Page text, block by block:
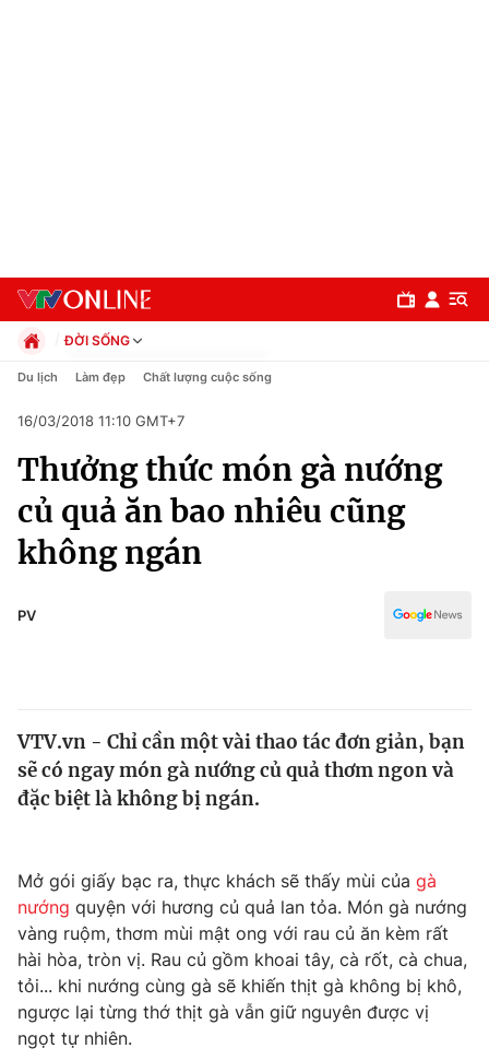
Chuyên mục
Chính trị
Xã hội
Pháp luật
Thế giới
Tin tức
Câu chuyện quốc tế
Kinh tế
Thị trường
Góc doanh nghiệp
Dữ liệu và đời sống
Truyền hình
Phim VTV
Hậu trường
Giải trí
Điện ảnh
ĐỜI SỐNG
Chính trị
Pháp luật
Kinh tế
Thể thao
Truyền hình
Văn hóa - Giải trí
Y tế
Du lịch Làm đẹp Chất lượng cuộc sống
16/03/2018 11:10 GMT+7
Thưởng thức món gà nướng
củ quả ăn bao nhiêu cũng
không ngán
PV
VTV.vn - Chỉ cần một vài thao tác đơn giản, bạn
sẽ có ngay món gà nướng củ quả thơm ngon và
đặc biệt là không bị ngán.
Mở gói giấy bạc ra, thực khách sẽ thấy mùi của gà
nướng quyện với hương củ quả lan tỏa. Món gà nướng
vàng ruộm, thơm mùi mật ong với rau củ ăn kèm rất
hài hòa, tròn vị. Rau củ gồm khoai tây, cà rốt, cà chua,
tỏi... khi nướng cùng gà sẽ khiến thịt gà không bị khô,
ngược lại từng thớ thịt gà vẫn giữ nguyên được vị
ngọt tự nhiên.